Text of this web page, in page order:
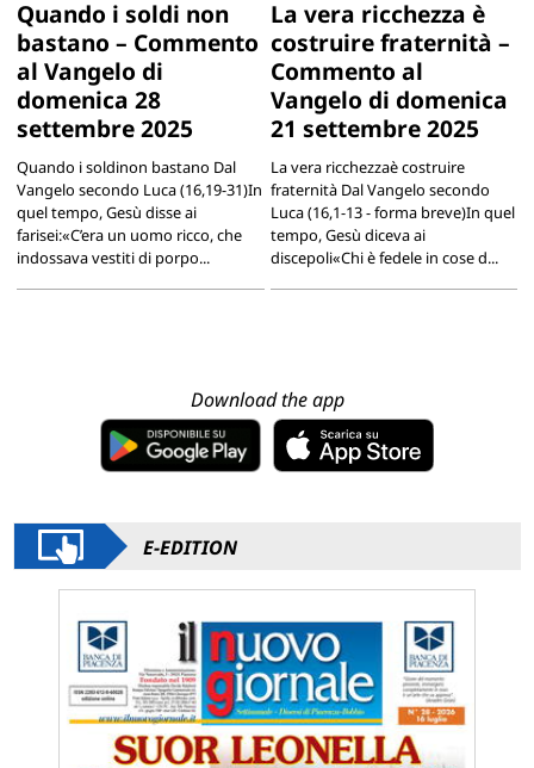
Quando i soldi non
bastano – Commento
al Vangelo di
domenica 28
settembre 2025
Quando i soldinon bastano Dal
Vangelo secondo Luca (16,19-31)In
quel tempo, Gesù disse ai
farisei:«C’era un uomo ricco, che
indossava vestiti di porpo...
La vera ricchezza è
costruire fraternità –
Commento al
Vangelo di domenica
21 settembre 2025
La vera ricchezzaè costruire
fraternità Dal Vangelo secondo
Luca (16,1-13 - forma breve)In quel
tempo, Gesù diceva ai
discepoli«Chi è fedele in cose d...
Download the app
E-EDITION